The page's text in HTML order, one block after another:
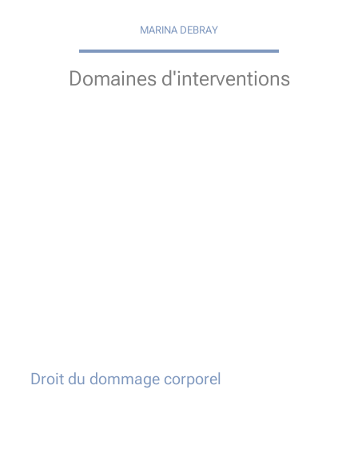
MARINA DEBRAY
Domaines d'interventions
Droit du dommage corporel